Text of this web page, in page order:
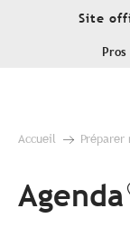
Site
Pros
Accueil Préparer
Agenda